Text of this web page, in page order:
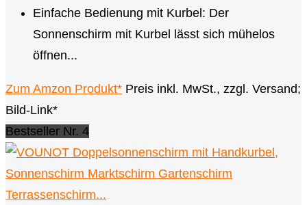
Einfache Bedienung mit Kurbel: Der
Sonnenschirm mit Kurbel lässt sich mühelos
öffnen...
Zum Amzon Produkt* Preis inkl. MwSt., zzgl. Versand;
Bild-Link*
Bestseller Nr. 4